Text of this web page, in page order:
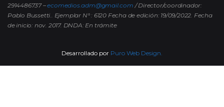
2914486737 –ecomedios.adm@gmail.com / Director/coordinador:
Pablo Bussetti.. Ejemplar N° : 6120 Fecha de edición: 19/09/2022. Fecha
de inicio: nov. 2017. DNDA: En trámite
Desarrollado por Puro Web Design.